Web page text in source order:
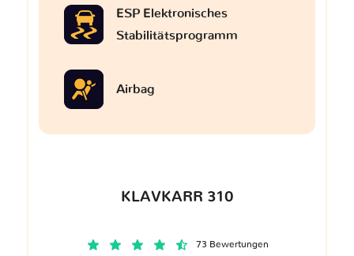
ESP Elektronisches
Stabilitätsprogramm
Airbag
KLAVKARR 310
73 Bewertungen